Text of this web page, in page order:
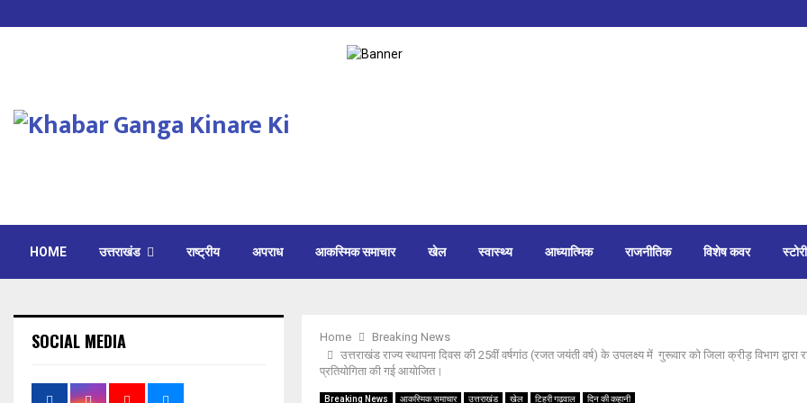
HOME उत्तराखंड राष्ट्रीय अपराध आकस्मिक समाचार खेल स्वास्थ्य आध्यात्मिक राजनीतिक विशेष कवर स्टोरी
Home
Breaking News
उत्तराखंड राज्य स्थापना दिवस की 25वीं वर्षगांठ (रजत जयंती वर्ष) के उपलक्ष्य में गुरूवार को जिला क्रीड़ विभाग द्वारा
प्रतियोगिता की गई आयोजित।
Breaking News आकस्मिक समाचार उत्तराखंड खेल टिहरी गढ़वाल दिन की कहानी
SOCIAL MEDIA